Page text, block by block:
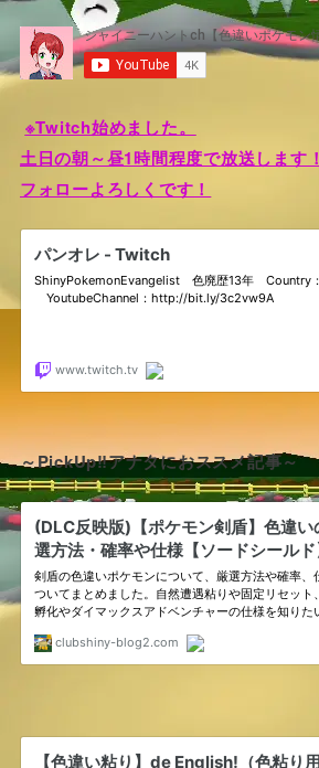
※Twitch始めました。
土日の朝～昼1時間程度で放送します！
フォローよろしくです！
～PickUp‼アナタにおススメ記事～